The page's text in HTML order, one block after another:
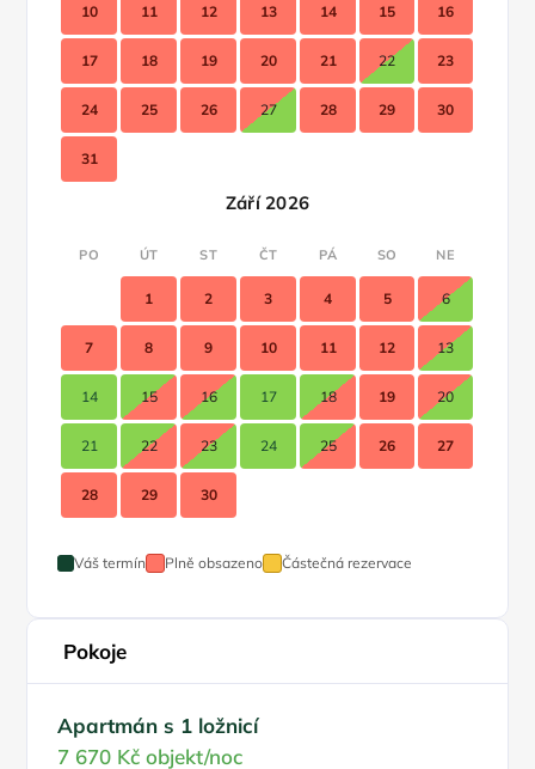
10 11 12 13 14 15 16
17 18 19 20 21 22 23
24 25 26 27 28 29 30
31
Září 2026
PO ÚT ST ČT PÁ SO NE
1 2 3 4 5 6
7 8 9 10 11 12 13
14 15 16 17 18 19 20
21 22 23 24 25 26 27
28 29 30
Váš termín Plně obsazeno Částečná rezervace
Pokoje
Apartmán s 1 ložnicí
7 670 Kčobjekt/noc